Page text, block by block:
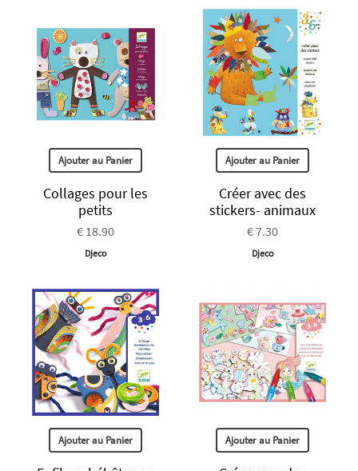
Ajouter au Panier
Collages pour les
petits
€ 18.90
Djeco
Ajouter au Panier
Créer avec des
stickers- animaux
€ 7.30
Djeco
Ajouter au Panier Ajouter au Panier